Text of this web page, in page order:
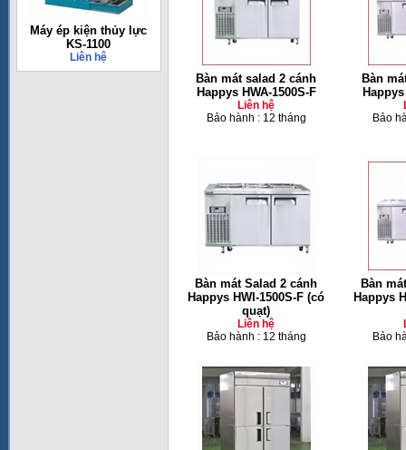
Máy ép kiện thủy lực
KS-1100
Liên hệ
Bàn mát salad 2 cánh
Happys HWA-1500S-F
Liên hệ
Bảo hành : 12 tháng
Bàn
Bảo
Bàn mát Salad 2 cánh
Happys HWI-1500S-F (có
quạt)
Liên hệ
Bảo hành : 12 tháng
Bàn
Happys
Bảo